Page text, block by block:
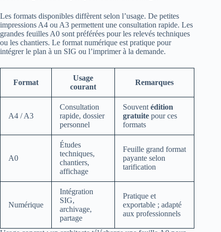
Les formats disponibles diffèrent selon l’usage. De petites
impressions A4 ou A3 permettent une consultation rapide. Les
grandes feuilles A0 sont préférées pour les relevés techniques
ou les chantiers. Le format numérique est pratique pour
intégrer le plan à un SIG ou l’imprimer à la demande.
Format
Usage
courant
Remarques
A4 / A3
Consultation
rapide, dossier
personnel
Souvent édition
gratuite pour ces
formats
A0
Études
techniques,
chantiers,
affichage
Feuille grand format
payante selon
tarification
Numérique
Intégration
SIG,
archivage,
partage
Pratique et
exportable ; adapté
aux professionnels